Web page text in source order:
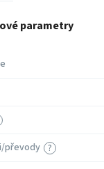
parametry
?
převody